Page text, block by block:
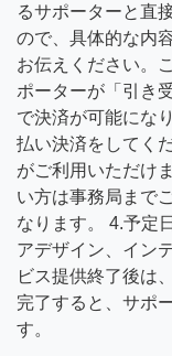
るサポーターと直
ので、具体的な内
お伝えください。
ポーターが「引き
で決済が可能にな
払い決済をしてく
がご利用いただけ
い方は事務局まで
なります。 4.予定
アデザイン、イン
ビス提供終了後は
完了すると、サポ
す。